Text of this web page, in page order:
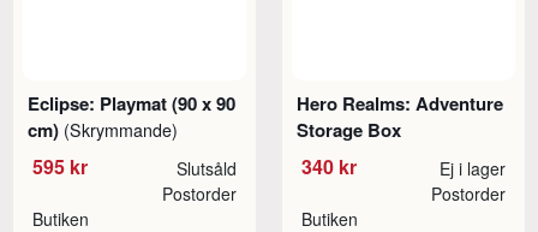
Eclipse: Playmat (90 x 90
cm) (Skrymmande)
595 kr Slutsåld
Butiken
Postorder
Hero Realms: Adventure
Storage Box
340 kr Ej i lager
Butiken
Postorder